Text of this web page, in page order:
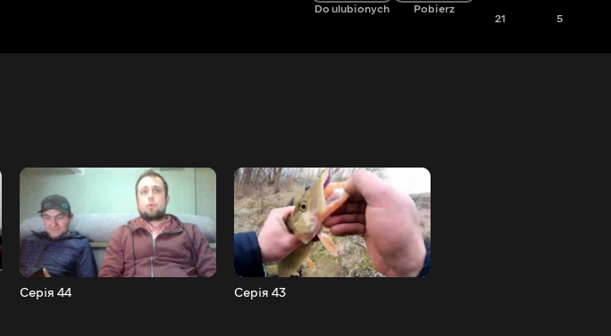
Do ulubionych Pobierz
21 5
Серія 44 Серія 43